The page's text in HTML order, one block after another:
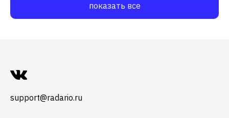
показать все
support@radario.ru